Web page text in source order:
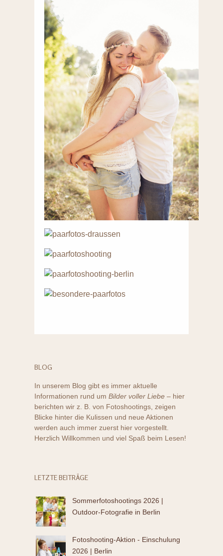
BLOG
In unserem Blog gibt es immer aktuelle
Informationen rund um Bilder voller Liebe – hier
berichten wir z. B. von Fotoshootings, zeigen
Blicke hinter die Kulissen und neue Aktionen
werden auch immer zuerst hier vorgestellt.
Herzlich Willkommen und viel Spaß beim Lesen!
LETZTE BEITRÄGE
Sommerfotoshootings 2026 |
Outdoor-Fotografie in Berlin
Fotoshooting-Aktion - Einschulung
2026 | Berlin